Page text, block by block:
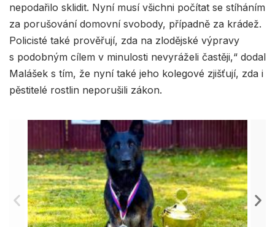
nepodařilo sklidit. Nyní musí všichni počítat se stíháním
za porušování domovní svobody, případně za krádež.
Policisté také prověřují, zda na zlodějské výpravy
s podobným cílem v minulosti nevyráželi častěji,“ dodal
Malášek s tím, že nyní také jeho kolegové zjišťují, zda i
pěstitelé rostlin neporušili zákon.